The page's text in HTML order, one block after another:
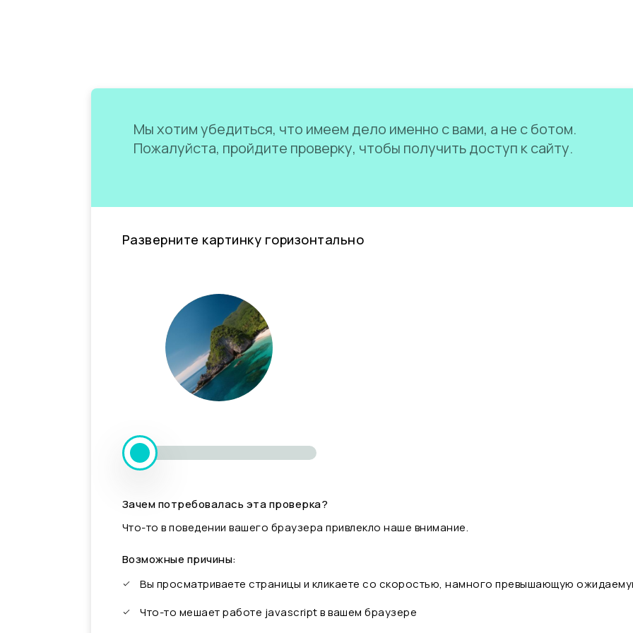
Мы хотим убедиться, что имеем дело именно с вами, а не с ботом.
Пожалуйста, пройдите проверку, чтобы получить доступ к сайту.
Разверните картинку горизонтально
Зачем потребовалась эта проверка?
Что-то в поведении вашего браузера привлекло наше внимание.
Возможные причины:
Вы просматриваете страницы и кликаете со скоростью, намного превышающую
Что-то мешает работе javascript в вашем браузере